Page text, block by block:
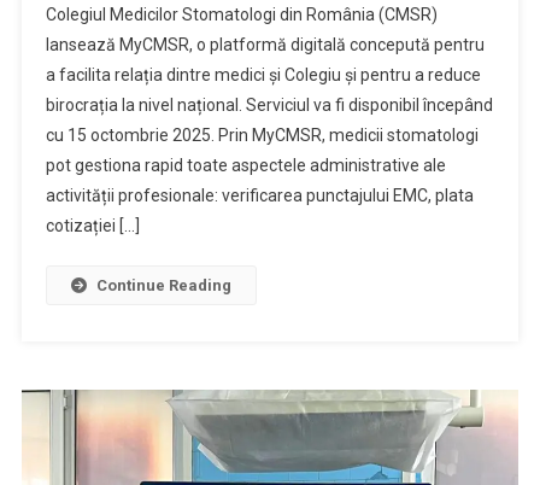
Colegiul Medicilor Stomatologi din România (CMSR)
lansează MyCMSR, o platformă digitală concepută pentru
a facilita relația dintre medici și Colegiu și pentru a reduce
birocrația la nivel național. Serviciul va fi disponibil începând
cu 15 octombrie 2025. Prin MyCMSR, medicii stomatologi
pot gestiona rapid toate aspectele administrative ale
activității profesionale: verificarea punctajului EMC, plata
cotizației […]
Continue Reading